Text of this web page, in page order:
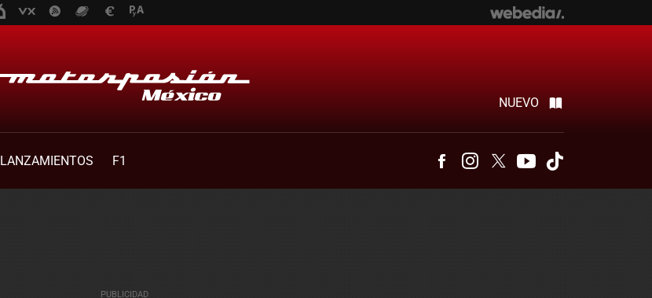
NUEVO
LANZAMIENTOS F1 FacebookInstagram
Twitter Youtube